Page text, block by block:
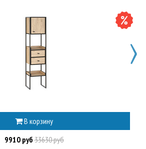
В корзину
9910 руб33630 руб